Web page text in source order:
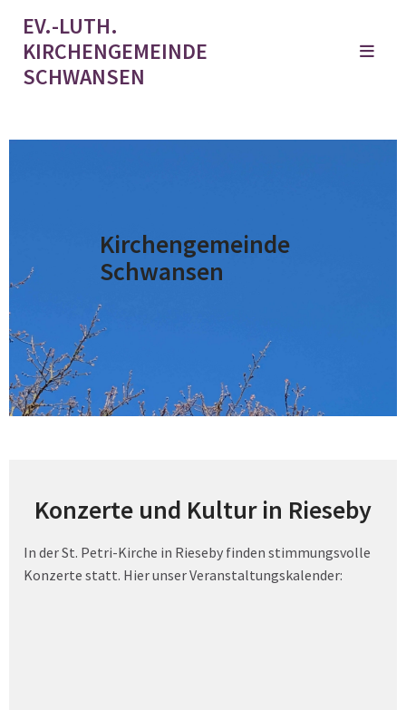
EV.-LUTH.
KIRCHENGEMEINDE
SCHWANSEN
Kirchengemeinde
Schwansen
Konzerte und Kultur in Rieseby
In der St. Petri-Kirche in Rieseby finden stimmungsvolle
Konzerte statt. Hier unser Veranstaltungskalender: